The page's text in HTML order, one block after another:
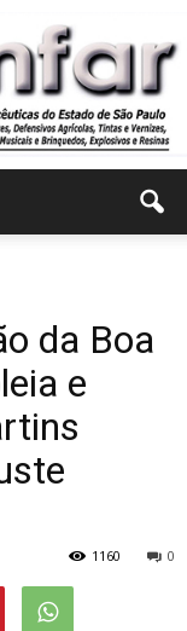
da Boa
e
0
1160